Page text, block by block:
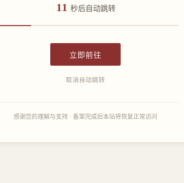
11 秒后自动跳转
立即前往
取消自动跳转
感谢您的理解与支持 · 备案完成后本站将恢复正常访问